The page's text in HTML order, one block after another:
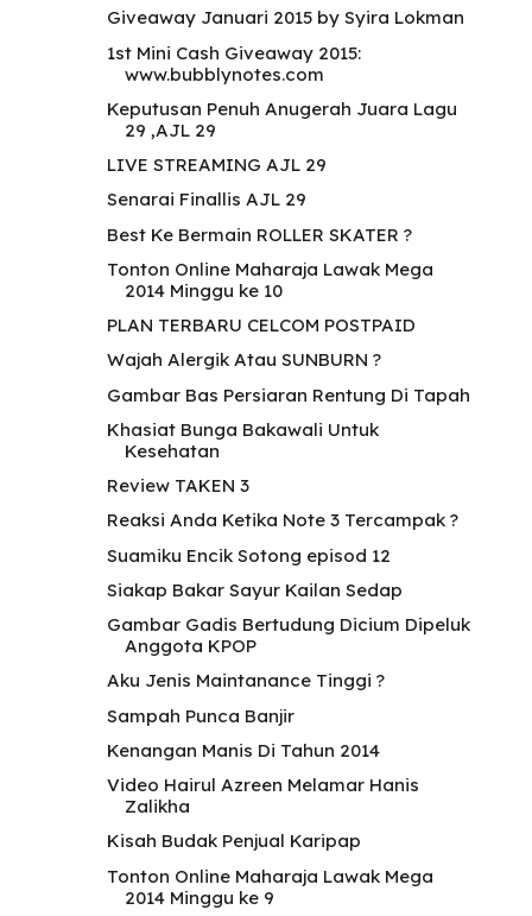
Giveaway Januari 2015 by Syira Lokman
1st Mini Cash Giveaway 2015:
www.bubblynotes.com
Keputusan Penuh Anugerah Juara Lagu
29 ,AJL 29
LIVE STREAMING AJL 29
Senarai Finallis AJL 29
Best Ke Bermain ROLLER SKATER ?
Tonton Online Maharaja Lawak Mega
2014 Minggu ke 10
PLAN TERBARU CELCOM POSTPAID
Wajah Alergik Atau SUNBURN ?
Gambar Bas Persiaran Rentung Di Tapah
Khasiat Bunga Bakawali Untuk
Kesehatan
Review TAKEN 3
Reaksi Anda Ketika Note 3 Tercampak ?
Suamiku Encik Sotong episod 12
Siakap Bakar Sayur Kailan Sedap
Gambar Gadis Bertudung Dicium Dipeluk
Anggota KPOP
Aku Jenis Maintanance Tinggi ?
Sampah Punca Banjir
Kenangan Manis Di Tahun 2014
Video Hairul Azreen Melamar Hanis
Zalikha
Kisah Budak Penjual Karipap
Tonton Online Maharaja Lawak Mega
2014 Minggu ke 9